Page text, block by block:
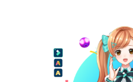
客服热线：